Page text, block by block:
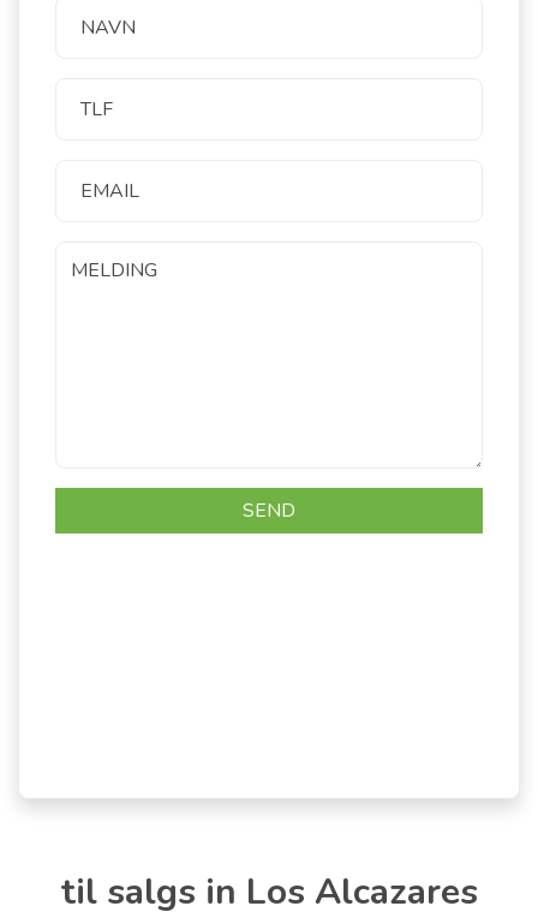
til salgs in Los Alcazares